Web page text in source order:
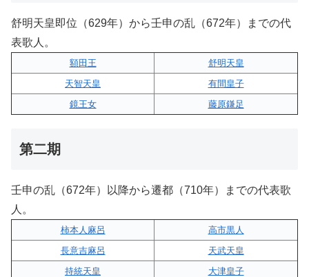
舒明天皇即位（629年）から壬申の乱（672年）までの代
表歌人。
額田王
舒明天皇
天智天皇
有間皇子
鏡王女
藤原鎌足
第二期
壬申の乱（672年）以降から遷都（710年）までの代表歌
人。
柿本人麻呂
高市黒人
長意吉麻呂
天武天皇
持統天皇
大津皇子